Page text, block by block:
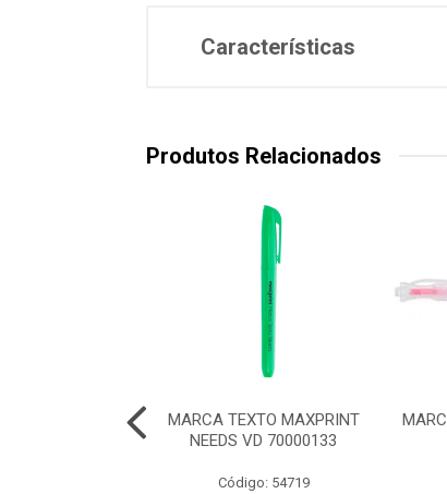
Características
Produtos Relacionados
MARCA TEXTO MAXPRINT
NEEDS VD 70000133
Código: 54719